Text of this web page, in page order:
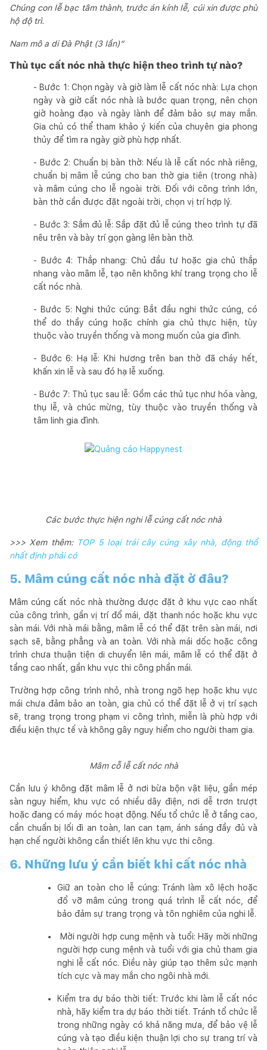
Chúng con lễ bạc tâm thành, trước án kính lễ, cúi xin được phù
hộ độ trì.
Nam mô a di Đà Phật (3 lần)”
Thủ tục cất nóc nhà thực hiện theo trình tự nào?
- Bước 1: Chọn ngày và giờ làm lễ cất nóc nhà: Lựa chọn
ngày và giờ cất nóc nhà là bước quan trọng, nên chọn
giờ hoàng đạo và ngày lành để đảm bảo sự may mắn.
Gia chủ có thể tham khảo ý kiến của chuyên gia phong
thủy để tìm ra ngày giờ phù hợp nhất.
- Bước 2: Chuẩn bị bàn thờ: Nếu là lễ cất nóc nhà riêng,
chuẩn bị mâm lễ cúng cho ban thờ gia tiên (trong nhà)
và mâm cúng cho lễ ngoài trời. Đối với công trình lớn,
bàn thờ cần được đặt ngoài trời, chọn vị trí hợp lý.
- Bước 3: Sắm đủ lễ: Sắp đặt đủ lễ cúng theo trình tự đã
nêu trên và bày trí gọn gàng lên bàn thờ.
- Bước 4: Thắp nhang: Chủ đầu tư hoặc gia chủ thắp
nhang vào mâm lễ, tạo nên không khí trang trọng cho lễ
cất nóc nhà.
- Bước 5: Nghi thức cúng: Bắt đầu nghi thức cúng, có
thể do thầy cúng hoặc chính gia chủ thực hiện, tùy
thuộc vào truyền thống và mong muốn của gia đình.
- Bước 6: Hạ lễ: Khi hương trên ban thờ đã cháy hết,
khấn xin lễ và sau đó hạ lễ xuống.
- Bước 7: Thủ tục sau lễ: Gồm các thủ tục như hóa vàng,
thụ lễ, và chúc mừng, tùy thuộc vào truyền thống và
tâm linh gia đình.
Các bước thực hiện nghi lễ cúng cất nóc nhà
>>> Xem thêm: TOP 5 loại trái cây cúng xây nhà, động thổ
nhất định phải có
5. Mâm cúng cất nóc nhà đặt ở đâu?
Mâm cúng cất nóc nhà thường được đặt ở khu vực cao nhất
của công trình, gần vị trí đổ mái, đặt thanh nóc hoặc khu vực
sàn mái. Với nhà mái bằng, mâm lễ có thể đặt trên sàn mái, nơi
sạch sẽ, bằng phẳng và an toàn. Với nhà mái dốc hoặc công
trình chưa thuận tiện di chuyển lên mái, mâm lễ có thể đặt ở
tầng cao nhất, gần khu vực thi công phần mái.
Trường hợp công trình nhỏ, nhà trong ngõ hẹp hoặc khu vực
mái chưa đảm bảo an toàn, gia chủ có thể đặt lễ ở vị trí sạch
sẽ, trang trọng trong phạm vi công trình, miễn là phù hợp với
điều kiện thực tế và không gây nguy hiểm cho người tham gia.
Mâm cỗ lễ cất nóc nhà
Cần lưu ý không đặt mâm lễ ở nơi bừa bộn vật liệu, gần mép
sàn nguy hiểm, khu vực có nhiều dây điện, nơi dễ trơn trượt
hoặc đang có máy móc hoạt động. Nếu tổ chức lễ ở tầng cao,
cần chuẩn bị lối đi an toàn, lan can tạm, ánh sáng đầy đủ và
hạn chế người không cần thiết lên khu vực thi công.
6. Những lưu ý cần biết khi cất nóc nhà
Giữ an toàn cho lễ cúng: Tránh làm xô lệch hoặc
đổ vỡ mâm cúng trong quá trình lễ cất nóc, để
bảo đảm sự trang trọng và tôn nghiêm của nghi lễ.
Mời người hợp cung mệnh và tuổi: Hãy mời những
người hợp cung mệnh và tuổi với gia chủ tham gia
nghi lễ cất nóc. Điều này giúp tạo thêm sức mạnh
tích cực và may mắn cho ngôi nhà mới.
Kiểm tra dự báo thời tiết: Trước khi làm lễ cất nóc
nhà, hãy kiểm tra dự báo thời tiết. Tránh tổ chức lễ
trong những ngày có khả năng mưa, để bảo vệ lễ
cúng và tạo điều kiện thuận lợi cho sự trang trí và